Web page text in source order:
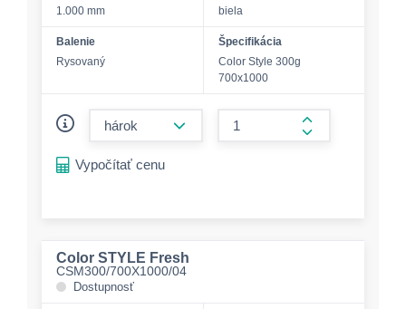
1.000 mm
biela
Balenie
Rysovaný
Špecifikácia
Color Style 300g
700x1000
form.increase-
Vypočítať cenu
Color STYLE Fresh
CSM300/700X1000/04
Dostupnosť